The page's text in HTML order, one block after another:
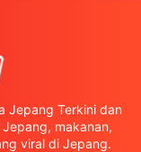
Jepang Terkini dan
makanan,
viral di Jepang.